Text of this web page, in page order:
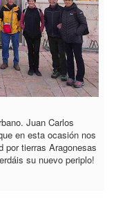
Juan Carlos
en esta ocasión nos
por tierras Aragonesas
su nuevo periplo!